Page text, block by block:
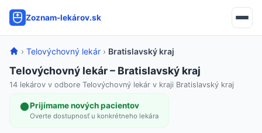
Zoznam-lekárov.sk
› Telovýchovný lekár › Bratislavský kraj
Telovýchovný lekár – Bratislavský kraj
14 lekárov v odbore Telovýchovný lekár v kraji Bratislavský kraj
Prijímame nových pacientov
Overte dostupnosť u konkrétneho lekára